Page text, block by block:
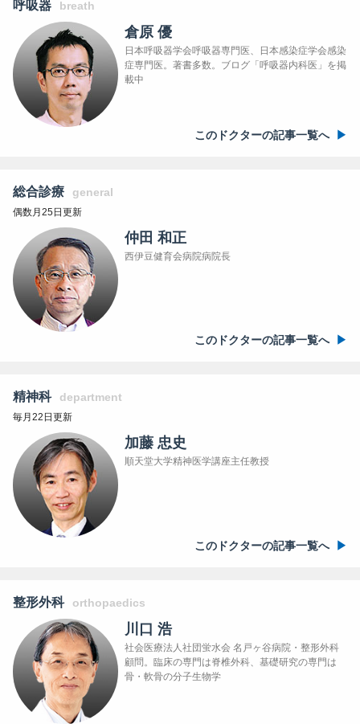
呼吸器 breath
倉原 優
日本呼吸器学会呼吸器専門医、日本感染症学会感染
症専門医。著書多数。ブログ「呼吸器内科医」を掲
載中
このドクターの記事一覧へ
総合診療 general
偶数月25日更新
仲田 和正
西伊豆健育会病院病院長
このドクターの記事一覧へ
精神科 department
毎月22日更新
加藤 忠史
順天堂大学精神医学講座主任教授
このドクターの記事一覧へ
整形外科 orthopaedics
川口 浩
社会医療法人社団蛍水会 名戸ヶ谷病院・整形外科
顧問。臨床の専門は脊椎外科、基礎研究の専門は
骨・軟骨の分子生物学